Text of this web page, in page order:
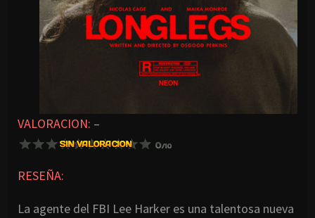
VALORACION: –
RESEÑA:
La agente del FBI Lee Harker es una talentosa nueva